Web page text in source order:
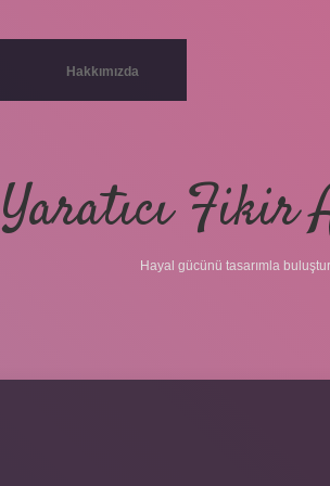
Hakkımızda
Yaratıcı Fikir
Hayal gücünü tasarımla